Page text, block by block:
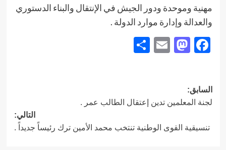
مهنية وموحدة ودور الجيش في الإنتقال والبناء الدستوري
والعدالة وإدارة موارد الدولة .
Facebook
Mastodon
Email
تصفّح
المقالات
السابق:
لجنة المعلمين تدين إعتقال الطالب عمر .
التالي:
تنسيقية القوى الوطنية تنتخب محمد الأمين ترك رئيساً جديداً .